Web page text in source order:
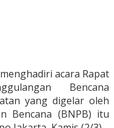
acara Rapat
Bencana
yang digelar oleh
Bencana (BNPB) itu